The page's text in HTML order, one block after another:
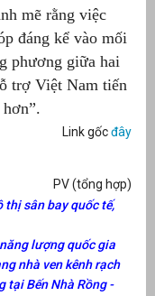
mẽ rằng việc
đáng kể vào mối
phương giữa hai
trợ Việt Nam tiến
Link gốcđây
PV (tổng hợp)
sân bay quốc tế,
lượng quốc gia
nhà ven kênh rạch
tại Bến Nhà Rồng -